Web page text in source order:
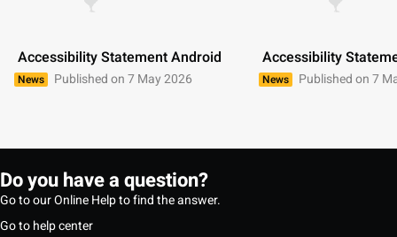
Accessibility Statement Android
News Published on 7 May 2026
Accessibility
News Published on 7
Do you have a question?
Go to our Online Help to find the answer.
Go to help center